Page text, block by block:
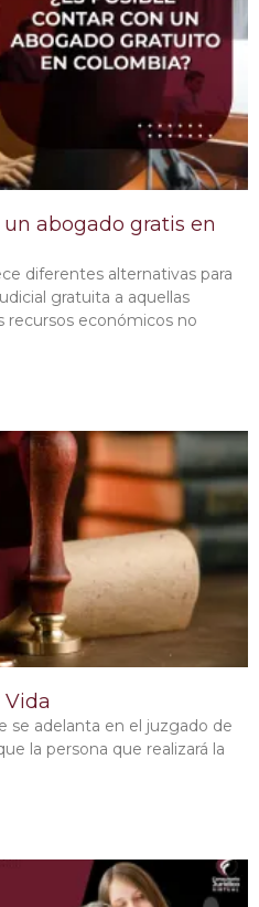
abogado gratis en
diferentes alternativas para
gratuita a aquellas
recursos económicos no
se adelanta en el juzgado de
la persona que realizará la